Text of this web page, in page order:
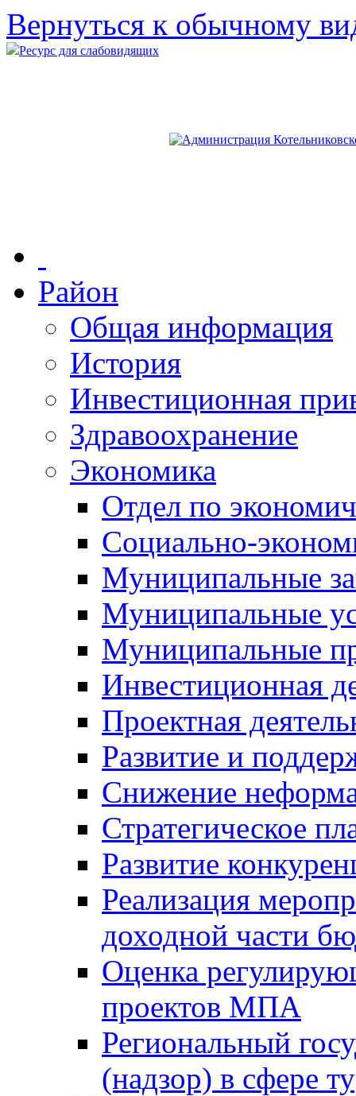
Вернуться к обычному
Ресурс для слабовидящих
Район
Общая информация
История
Инвестиционная
Здравоохранение
Экономика
Отдел по
Социально-
Муниципальные
Муниципальные
Муниципальные
Инвестиционная
Проектная
Развитие и
Снижение
Стратегическое
Развитие
Реализация
доходной части
Оценка
проектов МПА
Региональный
(надзор) в сфере